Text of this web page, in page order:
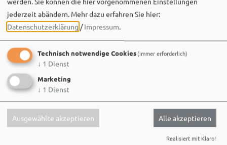
Stadt Weißenburg i.Bay.
06. August um 16:08 via Facebook
🌳 **Verkehrssicherungsmaßnahme am Seeweiher**
Die alte Weide am Seeweiher muss aus Gründen der
jederzeit abändern. Mehr dazu erfahren Sie hier:
Datenschutzerklärung /Impressum.
Technisch notwendige Cookies(immer erforderlich)
↓ 1 Dienst
Marketing
↓ 1 Dienst
Ausgewählte akzeptieren Alle akzeptieren
Realisiert mit Klaro!